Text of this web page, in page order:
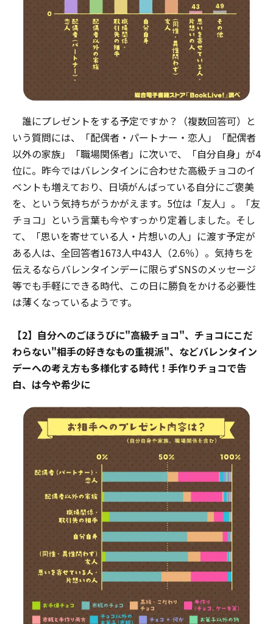
誰にプレゼントをする予定ですか？（複数回答可）と
いう質問には、「配偶者・パートナー・恋人」「配偶者
以外の家族」「職場関係者」に次いで、「自分自身」が4
位に。昨今ではバレンタインに合わせた高級チョコのイ
ベントも増えており、日頃がんばっている自分にご褒美
を、という気持ちがうかがえます。5位は「友人」。「友
チョコ」という言葉も今やすっかり定着しました。そし
て、「思いを寄せている人・片想いの人」に渡す予定が
ある人は、全回答者1673人中43人（2.6％）。気持ちを
伝えるならバレンタインデーに限らずSNSのメッセージ
等でも手軽にできる時代、この日に勝負をかける必要性
は薄くなっているようです。
【2】自分へのごほうびに"高級チョコ"、チョコにこだ
わらない"相手の好きなもの重視派"、などバレンタイン
デーへの考え方も多様化する時代！手作りチョコで告
白、は今や希少に